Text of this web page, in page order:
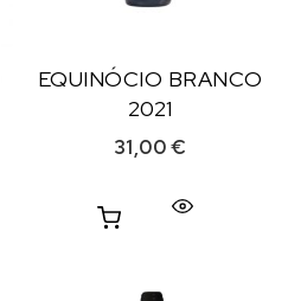
EQUINÓCIO BRANCO
2021
31,00€